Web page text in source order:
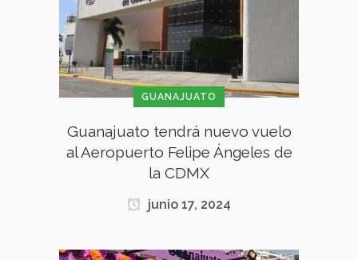
GUANAJUATO
Guanajuato tendrá nuevo vuelo
al Aeropuerto Felipe Ángeles de
la CDMX
junio 17, 2024